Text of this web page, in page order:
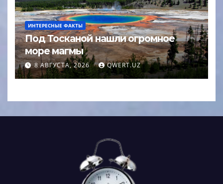
ИНТЕРЕСНЫЕ ФАКТЫ
Под Тосканой нашли огромное
море магмы
8 АВГУСТА, 2026 QWERT.UZ